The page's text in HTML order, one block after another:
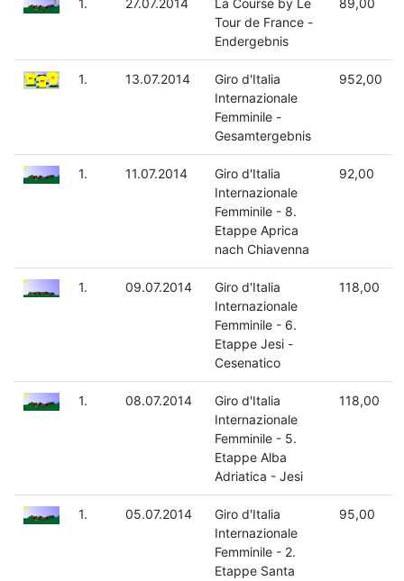
1. 27.07.2014
La Course by Le
Tour de France -
Endergebnis
89,00
1. 13.07.2014
Giro d'Italia
Internazionale
Femminile -
Gesamtergebnis
952,00
1. 11.07.2014
Giro d'Italia
Internazionale
Femminile - 8.
Etappe Aprica
nach Chiavenna
92,00
1. 09.07.2014
Giro d'Italia
Internazionale
Femminile - 6.
Etappe Jesi -
Cesenatico
118,00
1. 08.07.2014
Giro d'Italia
Internazionale
Femminile - 5.
Etappe Alba
Adriatica - Jesi
118,00
1. 05.07.2014
Giro d'Italia
Internazionale
Femminile - 2.
Etappe Santa
95,00